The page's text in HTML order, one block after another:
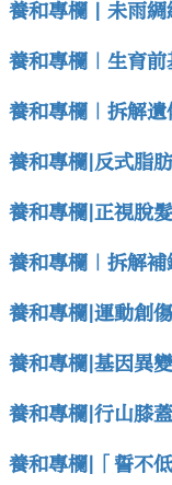
養和專欄 | 未雨
養和專欄｜生育
養和專欄｜拆解遺
養和專欄|反式脂
養和專欄|正視脫
養和專欄｜拆解
養和專欄|運動創
養和專欄|基因異
養和專欄|行山膝
養和專欄|「誓不